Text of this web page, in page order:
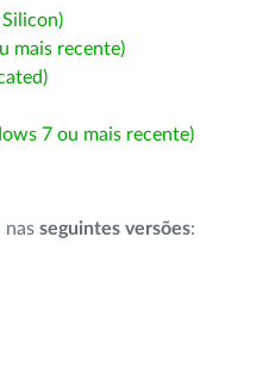
mais recente)
7 ou mais recente)
nas seguintes versões: